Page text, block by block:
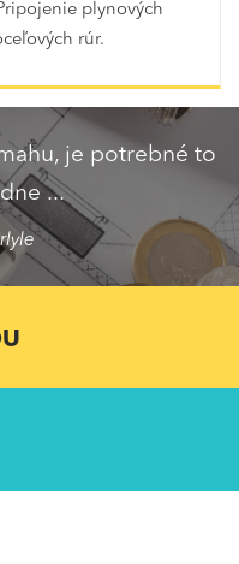
plynových
rúr.
je potrebné to
...